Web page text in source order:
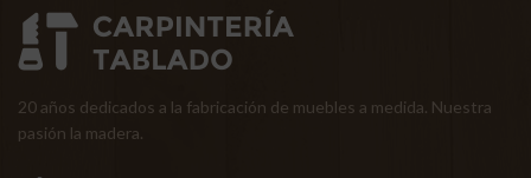
20 años dedicados a la fabricación de muebles a medida. Nuestra
pasión la madera.